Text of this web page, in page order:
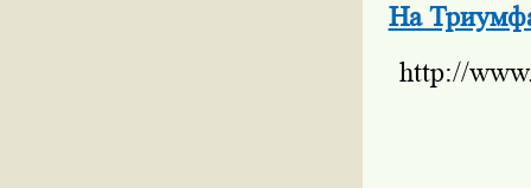
На
http://